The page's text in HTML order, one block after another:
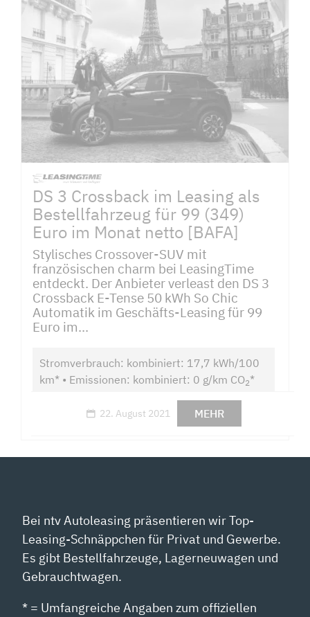
DS 3 Crossback im Leasing als
Bestellfahrzeug für 99 (349)
Euro im Monat netto [BAFA]
Stylisches Crossover-SUV mit
französischen charm bei LeasingTime
entdeckt. Der Anbieter verleast den DS 3
Crossback E-Tense 50 kWh So Chic
Automatik im Geschäfts-Leasing für 99
Euro im...
Stromverbrauch: kombiniert: 17,7 kWh/100
km* • Emissionen: kombiniert: 0 g/km CO2*
22. August 2021 MEHR
Bei ntv Autoleasing präsentieren wir Top-
Leasing-Schnäppchen für Privat und Gewerbe.
Es gibt Bestellfahrzeuge, Lagerneuwagen und
Gebrauchtwagen.
* = Umfangreiche Angaben zum offiziellen